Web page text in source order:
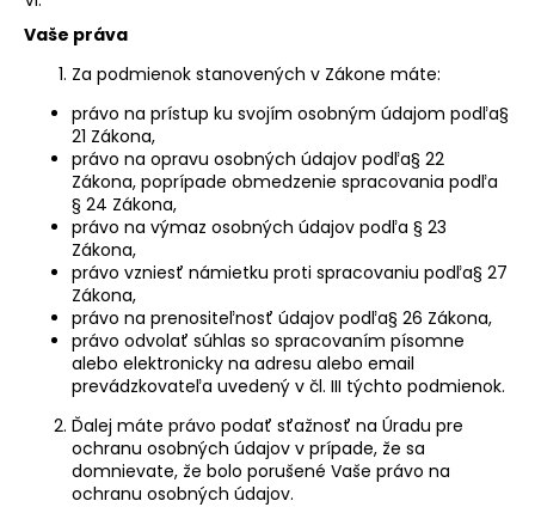
Vaše práva
Za podmienok stanovených v Zákone máte:
právo na prístup ku svojím osobným údajom podľa§
21 Zákona,
právo na opravu osobných údajov podľa§ 22
Zákona, poprípade obmedzenie spracovania podľa
§ 24 Zákona,
právo na výmaz osobných údajov podľa § 23
Zákona,
právo vzniesť námietku proti spracovaniu podľa§ 27
Zákona,
právo na prenositeľnosť údajov podľa§ 26 Zákona,
právo odvolať súhlas so spracovaním písomne
alebo elektronicky na adresu alebo email
prevádzkovateľa uvedený v čl. III týchto podmienok.
Ďalej máte právo podať sťažnosť na Úradu pre
ochranu osobných údajov v prípade, že sa
domnievate, že bolo porušené Vaše právo na
ochranu osobných údajov.